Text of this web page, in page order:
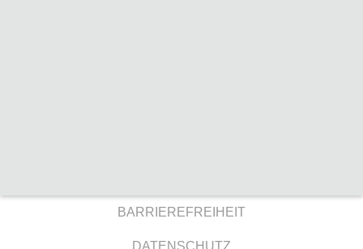
BARRIEREFREIHEIT
DATENSCHUTZ